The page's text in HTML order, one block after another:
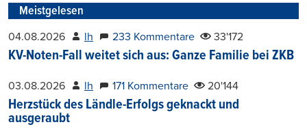
Meistgelesen
04.08.2026 lh 233 Kommentare 33'172
KV-Noten-Fall weitet sich aus: Ganze Familie bei ZKB
03.08.2026 lh 171 Kommentare 20'144
Herzstück des Ländle-Erfolgs geknackt und
ausgeraubt